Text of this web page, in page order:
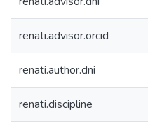
renati.advisor.orcid
renati.author.dni
renati.discipline